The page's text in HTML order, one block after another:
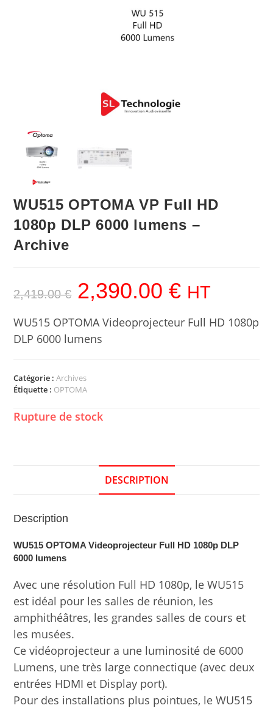
WU515 OPTOMA VP Full HD
1080p DLP 6000 lumens –
Archive
2,419.00€ 2,390.00€ HT
WU515 OPTOMA Videoprojecteur Full HD 1080p
DLP 6000 lumens
Catégorie :Archives
Étiquette : OPTOMA
Rupture de stock
DESCRIPTION
Description
WU515 OPTOMA Videoprojecteur Full HD 1080p DLP
6000 lumens
Avec une résolution Full HD 1080p, le WU515
est idéal pour les salles de réunion, les
amphithéâtres, les grandes salles de cours et
les musées.
Ce vidéoprojecteur a une luminosité de 6000
Lumens, une très large connectique (avec deux
entrées HDMI et Display port).
Pour des installations plus pointues, le WU515